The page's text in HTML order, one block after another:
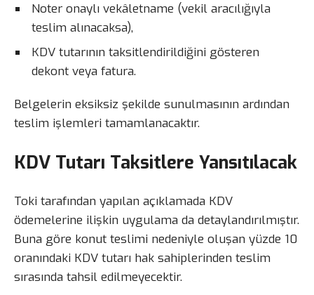
Noter onaylı vekâletname (vekil aracılığıyla
teslim alınacaksa),
KDV tutarının taksitlendirildiğini gösteren
dekont veya fatura.
Belgelerin eksiksiz şekilde sunulmasının ardından
teslim işlemleri tamamlanacaktır.
KDV Tutarı Taksitlere Yansıtılacak
Toki tarafından yapılan açıklamada KDV
ödemelerine ilişkin uygulama da detaylandırılmıştır.
Buna göre konut teslimi nedeniyle oluşan yüzde 10
oranındaki KDV tutarı hak sahiplerinden teslim
sırasında tahsil edilmeyecektir.